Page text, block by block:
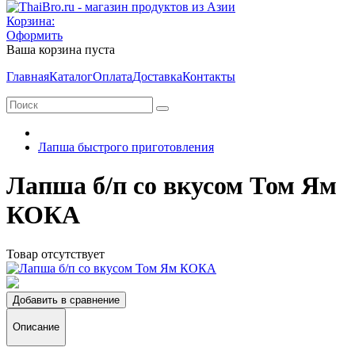
Корзина:
Оформить
Ваша корзина пуста
ГлавнаяКаталогОплатаДоставкаКонтакты
Лапша быстрого приготовления
Лапша б/п со вкусом Том Ям
КОКА
Товар отсутствует
Добавить в сравнение
Описание